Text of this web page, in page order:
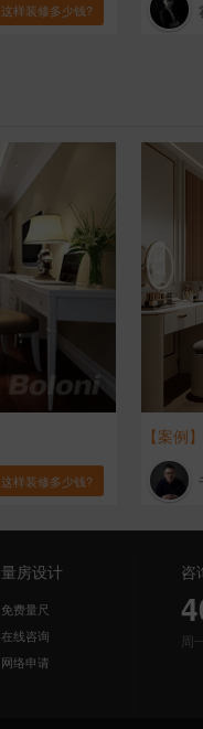
这样装修多少钱?
这样装修多少钱?
【案例】
量房设计
免费量尺
在线咨询
网络申请
咨
周